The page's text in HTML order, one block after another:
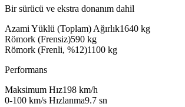
Bir sürücü ve ekstra donanım dahil
Azami Yüklü (Toplam) Ağırlık1640 kg
Römork (Frensiz)590 kg
Römork (Frenli, %12)1100 kg
Performans
Maksimum Hız198 km/h
0-100 km/s Hızlanma9.7 sn